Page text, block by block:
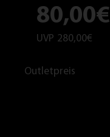
80,00€
UVP 280,00€
Outletpreis